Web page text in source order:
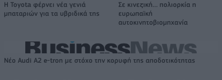
Η Toyota φέρνει νέα γενιά
μπαταριών για τα υβριδικά της
Σε κινεζική… πολιορκία η
ευρωπαϊκή
αυτοκινητοβιομηχανία
Νέο Audi A2 e-tron με στόχο την κορυφή της αποδοτικότητας